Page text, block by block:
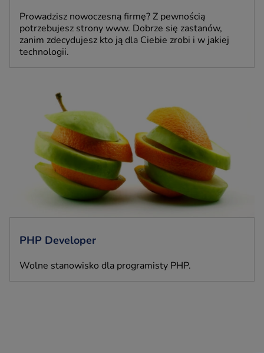
Prowadzisz nowoczesną firmę? Z pewnością
potrzebujesz strony www. Dobrze się zastanów,
zanim zdecydujesz kto ją dla Ciebie zrobi i w jakiej
technologii.
PHP Developer
Wolne stanowisko dla programisty PHP.